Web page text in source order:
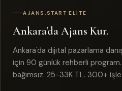
AJANS.START ELITE
Ankara'da Ajans Kur.
Ankara'da dijital pazarlama
için 90 günlük rehberli
bağımsız. 25-33K TL. 300+